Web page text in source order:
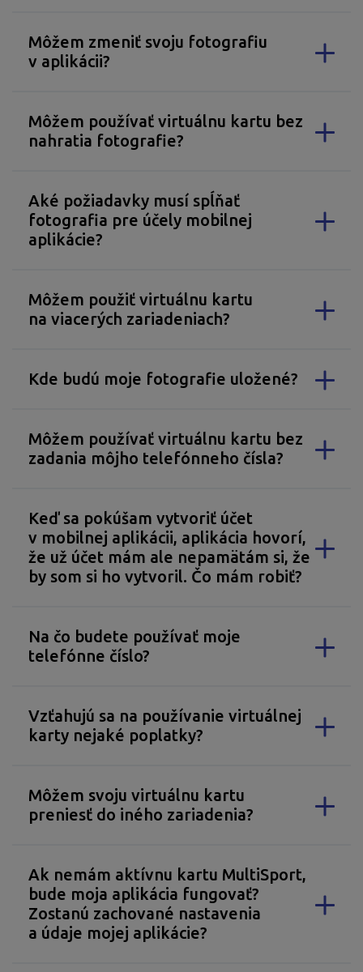
Môžem zmeniť svoju fotografiu
v aplikácii?
Môžem používať virtuálnu kartu bez
nahratia fotografie?
Aké požiadavky musí spĺňať
fotografia pre účely mobilnej
aplikácie?
Môžem použiť virtuálnu kartu
na viacerých zariadeniach?
Kde budú moje fotografie uložené?
Môžem používať virtuálnu kartu bez
zadania môjho telefónneho čísla?
Keď sa pokúšam vytvoriť účet
v mobilnej aplikácii, aplikácia hovorí,
že už účet mám ale nepamätám si, že
by som si ho vytvoril. Čo mám robiť?
Na čo budete používať moje
telefónne číslo?
Vzťahujú sa na používanie virtuálnej
karty nejaké poplatky?
Môžem svoju virtuálnu kartu
preniesť do iného zariadenia?
Ak nemám aktívnu kartu MultiSport,
bude moja aplikácia fungovať?
Zostanú zachované nastavenia
a údaje mojej aplikácie?